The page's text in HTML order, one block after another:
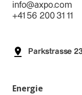
info@axpo.com
+41 56 200 31 11
Parkstrasse
Energie